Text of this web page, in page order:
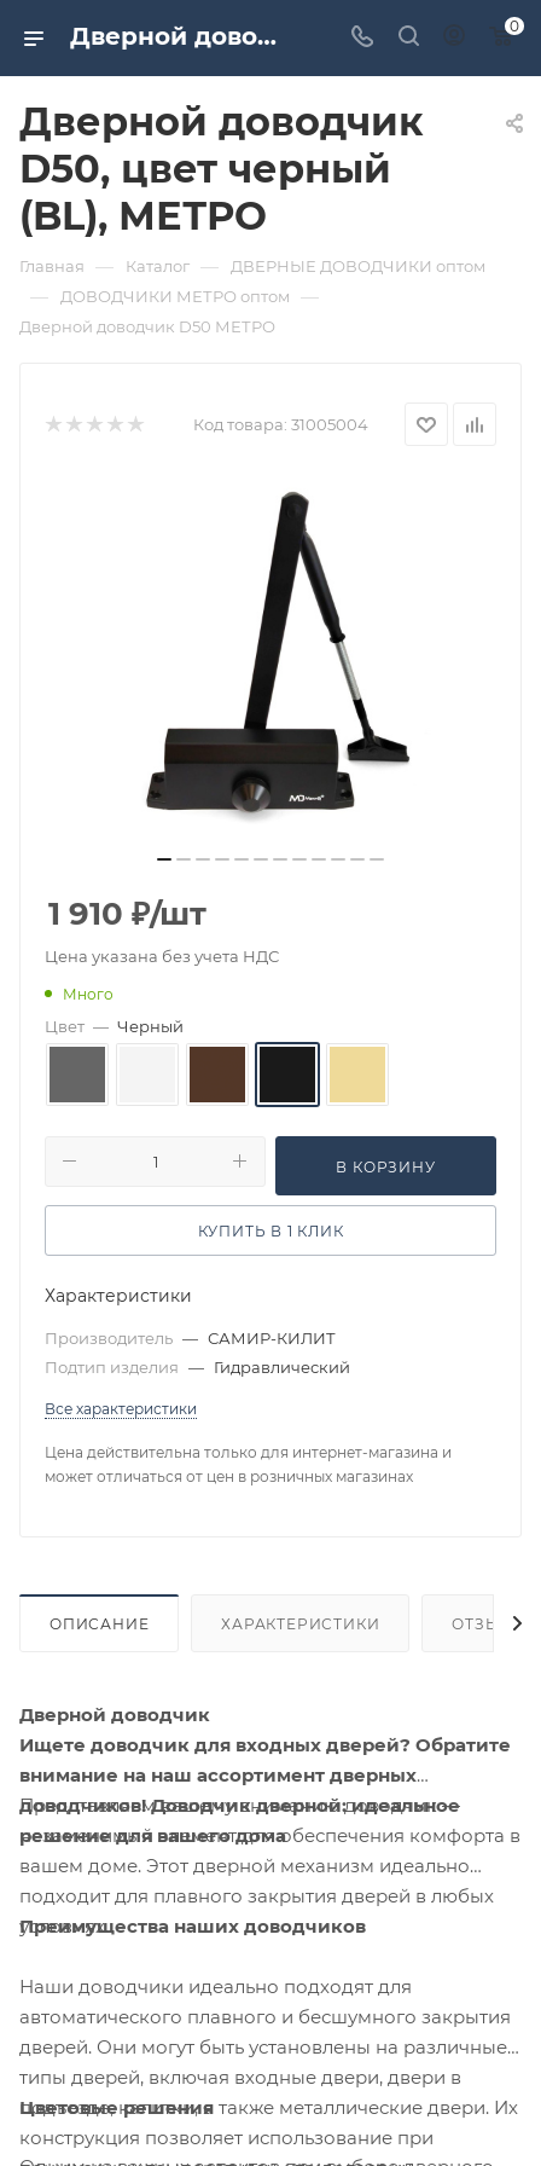
Дверной доводчик D50, цвет черный (BL), МЕТРО. Дверная и мебельная фурнитура САМИР-КИЛИТ | Оптовые поставки 0
Дверной доводчик
D50, цвет черный
(BL), МЕТРО
Главная — Каталог — ДВЕРНЫЕ ДОВОДЧИКИ оптом
— ДОВОДЧИКИ МЕТРО оптом —
Дверной доводчик D50 МЕТРО
Код товара: 31005004
1 910 ₽/шт
Цена указана без учета НДС
Много
Цвет — Черный
В КОРЗИНУ
КУПИТЬ В 1 КЛИК
Характеристики
Производитель — САМИР-КИЛИТ
Подтип изделия — Гидравлический
Все характеристики
Цена действительна только для интернет-магазина и
может отличаться от цен в розничных магазинах
ОПИСАНИЕ ХАРАКТЕРИСТИКИ ОТЗЫВЫ
Дверной доводчик
Ищете доводчик для входных дверей? Обратите
внимание на наш ассортимент дверных
доводчиков! Доводчик дверной: идеальное
решение для вашего дома
Представляем вашему вниманию доводчик —
незаменимый элемент для обеспечения комфорта в
вашем доме. Этот дверной механизм идеально
подходит для плавного закрытия дверей в любых
условиях.
Преимущества наших доводчиков
Наши доводчики идеально подходят для
автоматического плавного и бесшумного закрытия
дверей. Они могут быть установлены на различные
типы дверей, включая входные двери, двери в
подъезде, калитки, а также металлические двери. Их
конструкция позволяет использование при
Цветовые решения